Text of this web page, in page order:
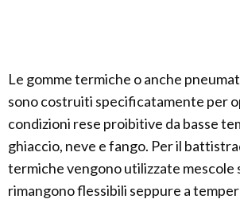
Le gomme termiche o anche
sono costruiti specificatamente per
condizioni rese proibitive da basse
ghiaccio, neve e fango. Per il
termiche vengono utilizzate mescole
rimangono flessibili seppure a